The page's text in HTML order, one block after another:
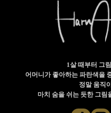
1살 때부터 그
어머니가 좋아하는 파란색을
정말 움직
마치 숨을 쉬는 듯한 그림